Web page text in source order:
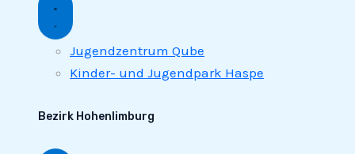
Jugendzentrum Qube
Kinder- und Jugendpark Haspe
Bezirk Hohenlimburg